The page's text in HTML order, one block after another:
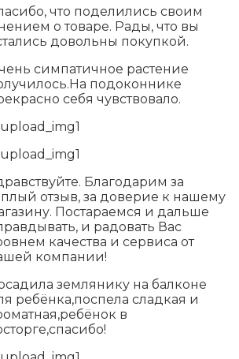
что поделились своим
о товаре. Рады, что вы
довольны покупкой.
симпатичное растение
подоконнике
себя чувствовало.
Благодарим за
отзыв, за доверие к нашему
Постараемся и дальше
и радовать Вас
качества и сервиса от
компании!
землянику на балконе
ребёнка,поспела сладкая и
в